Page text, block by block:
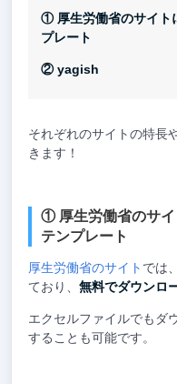
① 厚生労働省のサイト
プレート
② yagish
それぞれのサイトの特長
きます！
① 厚生労働省のサイ
テンプレート
厚生労働省のサイト では
ており、 無料でダウンロ
エクセルファイルでもダ
することも可能です。